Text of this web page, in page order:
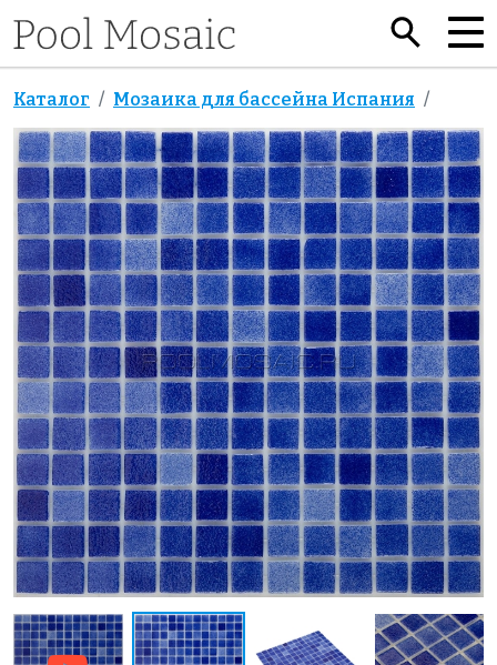
Каталог Мозаика для бассейна Испания